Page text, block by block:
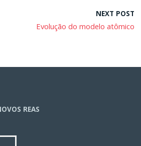
NEXT POST
Evolução do modelo atômico
REAS